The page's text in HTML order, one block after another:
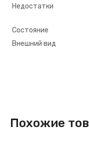
Недостатки
Состояние
Внешний вид
Похожие